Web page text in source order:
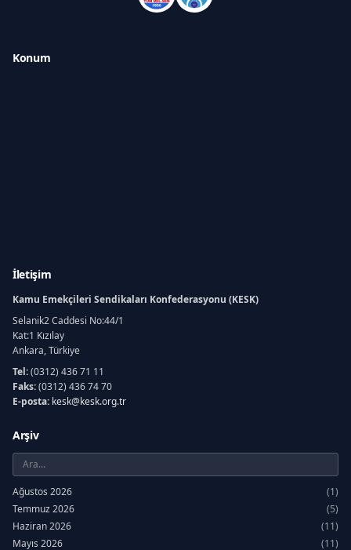
Konum
İletişim
Kamu Emekçileri Sendikaları Konfederasyonu (KESK)
Selanik2 Caddesi No:44/1
Kat:1 Kızılay
Ankara, Türkiye
Tel:(0312) 436 71 11
Faks:(0312) 436 74 70
E-posta: kesk@kesk.org.tr
Arşiv
Ağustos 2026
(1)
Temmuz 2026
(5)
Haziran 2026
(11)
Mayıs 2026
(11)